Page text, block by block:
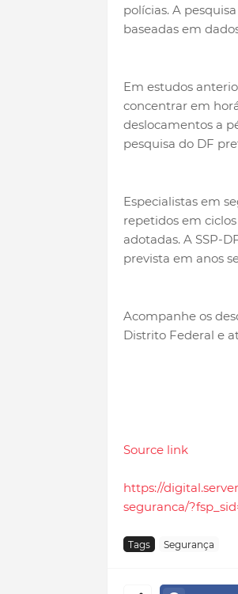
polícias. A
baseadas em
Em estudos
concentrar em
deslocamentos a
pesquisa do DF
Especialistas em
repetidos em
adotadas. A SSP-
prevista em anos
Acompanhe os
Distrito Federal e
Source link
https://
seguranca/
Tags Segurança